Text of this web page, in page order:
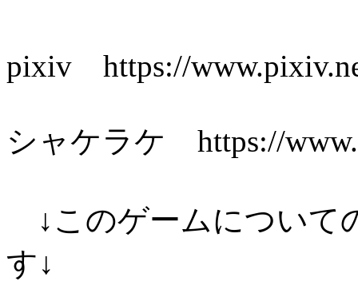
pixiv https://
シャケラケ https://
↓このゲームについて
す↓